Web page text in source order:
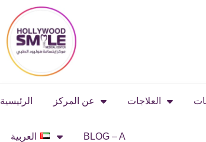
content
الرئيسية عن المركز العلاجات
العربية BLOG – A